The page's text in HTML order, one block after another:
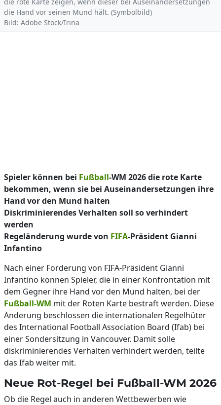
die Hand vor seinen Mund hält. (Symbolbild)
Bild: Adobe Stock/Irina
Spieler können bei Fußball-WM 2026 die rote Karte
bekommen, wenn sie bei Auseinandersetzungen ihre
Hand vor den Mund halten
Diskriminierendes Verhalten soll so verhindert
werden
Regeländerung wurde von FIFA-Präsident Gianni
Infantino
Nach einer Forderung von FIFA-Präsident Gianni
Infantino können Spieler, die in einer Konfrontation mit
dem Gegner ihre Hand vor den Mund halten, bei der
Fußball-WM mit der Roten Karte bestraft werden. Diese
Änderung beschlossen die internationalen Regelhüter
des International Football Association Board (Ifab) bei
einer Sondersitzung in Vancouver. Damit solle
diskriminierendes Verhalten verhindert werden, teilte
das Ifab weiter mit.
Neue Rot-Regel bei Fußball-WM 2026
Ob die Regel auch in anderen Wettbewerben wie